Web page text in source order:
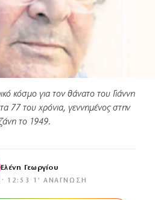
κόσμο για τον θάνατο του Γιάννη
77 του χρόνια, γεννημένος στην
το 1949.
Ελένη Γεωργίου
12:53 · 1′ ΑΝΆΓΝΩΣΗ